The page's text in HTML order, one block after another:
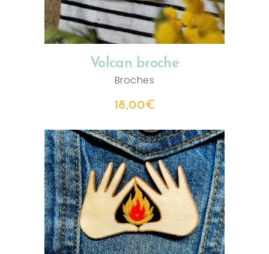
Volcan broche
Broches
18,00€
AJOUTER AU PANIER